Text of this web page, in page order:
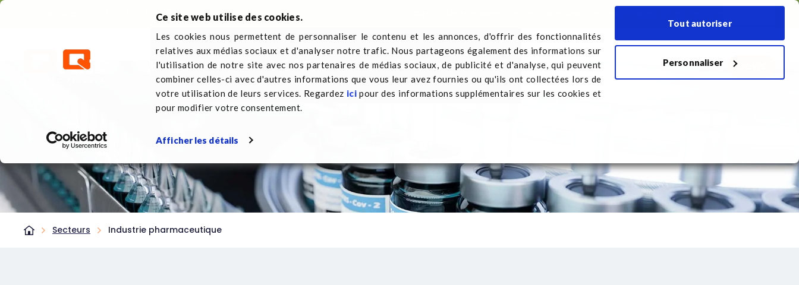
Ce site web utilise des cookies.
Les cookies nous permettent de personnaliser le contenu et les annonces, d'offrir des fonctionnalités
relatives aux médias sociaux et d'analyser notre trafic. Nous partageons également des informations sur
l'utilisation de notre site avec nos partenaires de médias sociaux, de publicité et d'analyse, qui peuvent
combiner celles-ci avec d'autres informations que vous leur avez fournies ou qu'ils ont collectées lors de
votre utilisation de leurs services. Regardez ici pour des informations supplémentaires sur les cookies et
pour modifier votre consentement.
Afficher les détails
Tout autoriser
Personnaliser
+33 (0)5 62 57 88 38
Palette plastique Sur Q-PallSecteursActualitésContactez-nousTransport du registre Devis
Secteurs Industrie pharmaceutique